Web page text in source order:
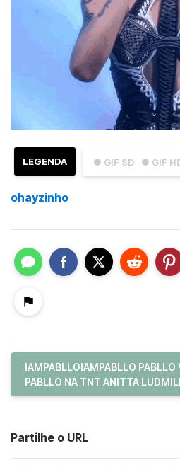
● GIF SD ● GIF
LEGENDA
ohayzinho
IAMPABLLOIAMPABLLO
PABLLO NA TNT ANITTA
Partilhe o URL